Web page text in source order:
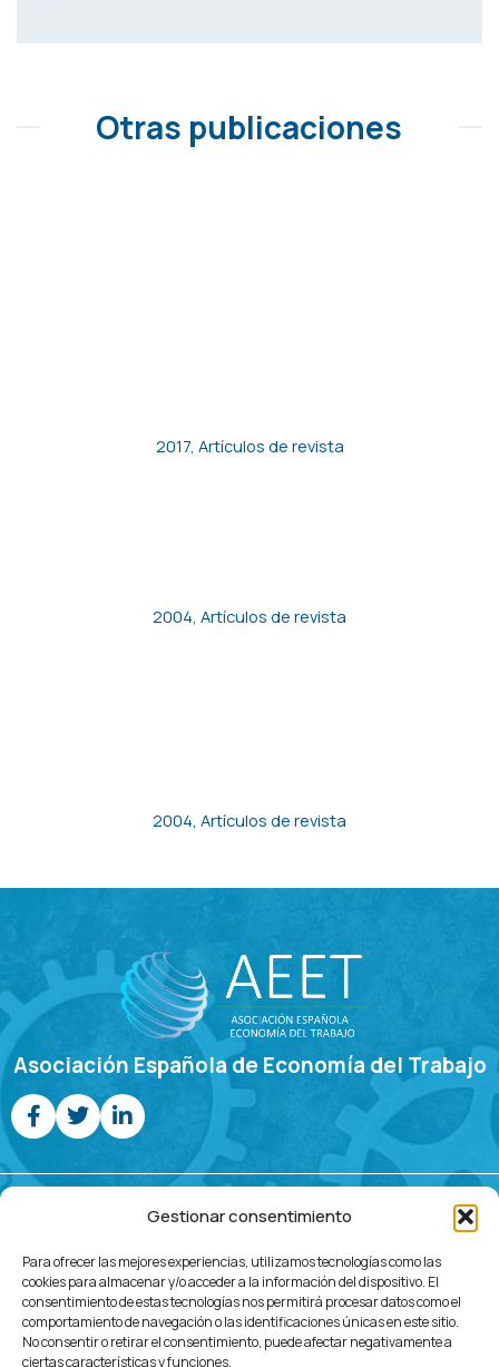
Gestionar consentimiento
Para ofrecer las mejores experiencias, utilizamos tecnologías como las
cookies para almacenar y/o acceder a la información del dispositivo. El
consentimiento de estas tecnologías nos permitirá procesar datos como el
comportamiento de navegación o las identificaciones únicas en este sitio.
No consentir o retirar el consentimiento, puede afectar negativamente a
ciertas características y funciones.
Otras publicaciones
2017, Artículos de revista
2004 Artículos de revista
2004 Artículos de revista
Asociación Española de Economía del Trabajo
Jornadas de Economía Laboral
ProgramaCall For
Papers
ComitésInscripciónUbicaciónContacto